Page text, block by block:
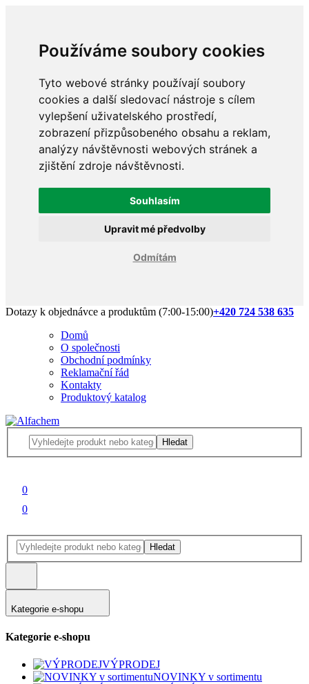
Používáme soubory cookies
Tyto webové stránky používají soubory
cookies a další sledovací nástroje s cílem
vylepšení uživatelského prostředí,
zobrazení přizpůsobeného obsahu a reklam,
analýzy návštěvnosti webových stránek a
zjištění zdroje návštěvnosti.
Souhlasím
Odmítám
Upravit mé předvolby
Dotazy k objednávce a produktům (7:00-15:00)+420 724 538 635
Domů
O společnosti
Obchodní podmínky
Reklamační řád
Kontakty
Produktový katalog
Hledat
0
0
Hledat
Kategorie e-shopu
Kategorie e-shopu
VÝPRODEJ
NOVINKY v sortimentu